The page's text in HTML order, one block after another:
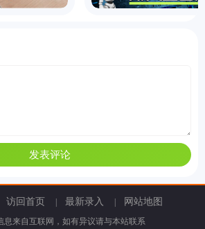
访回首页 最新录入 网站地图
息来自互联网，如有异议请与本站联系